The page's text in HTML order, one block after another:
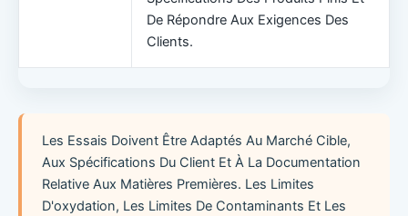
De Répondre Aux Exigences Des
Clients.
Les Essais Doivent Être Adaptés Au Marché Cible,
Aux Spécifications Du Client Et À La Documentation
Relative Aux Matières Premières. Les Limites
D'oxydation, Les Limites De Contaminants Et Les